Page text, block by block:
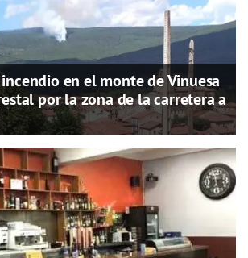
en el monte de Vinuesa
por la zona de la carretera a